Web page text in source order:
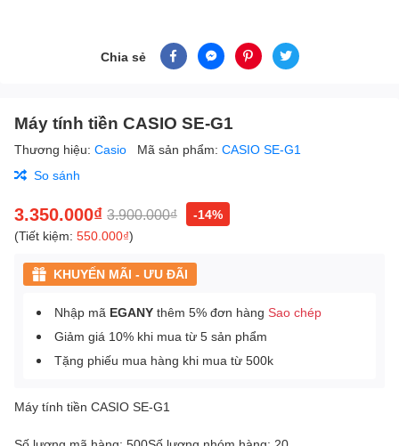
Chia sẻ
Máy tính tiền CASIO SE-G1
Thương hiệu: Casio Mã sản phẩm: CASIO SE-G1
So sánh
3.350.000₫ 3.900.000₫
-14%
(Tiết kiệm: 550.000₫)
KHUYẾN MÃI - ƯU ĐÃI
Nhập mã EGANY thêm 5% đơn hàng Sao chép
Giảm giá 10% khi mua từ 5 sản phẩm
Tặng phiếu mua hàng khi mua từ 500k
Máy tính tiền CASIO SE-G1